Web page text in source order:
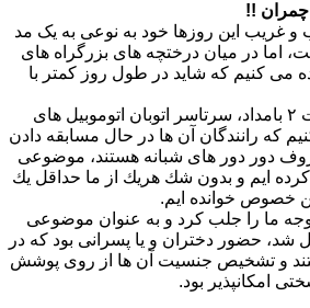
چمران !!
غریب این روزها خود به نوعی به یک مد
اما در میان درختچه های بزرگراه های
می کنیم که شاید در طول روز کمتر با
اینجا اتوبان چمران ساعت ۲ بامداد، سرتاسر اتوبان اتوموبیل های
كه رانندگان آن ها در حال مسابقه دادن
دور دور های شبانه هستند، موضوعی
كرده ایم و بدون شك هریك از ما حداقل یك
خصوص خوانده ایم.
ما را جلب كرد و به عنوان موضوعی
حضور دختران و یا پسرانی بود كه در
و تشخیص جنسیت آن ها از روی پوشش
امكانپذیر بود.